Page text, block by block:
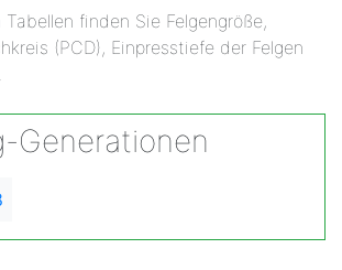
finden Sie Felgengröße,
(PCD), Einpresstiefe der Felgen
Generationen